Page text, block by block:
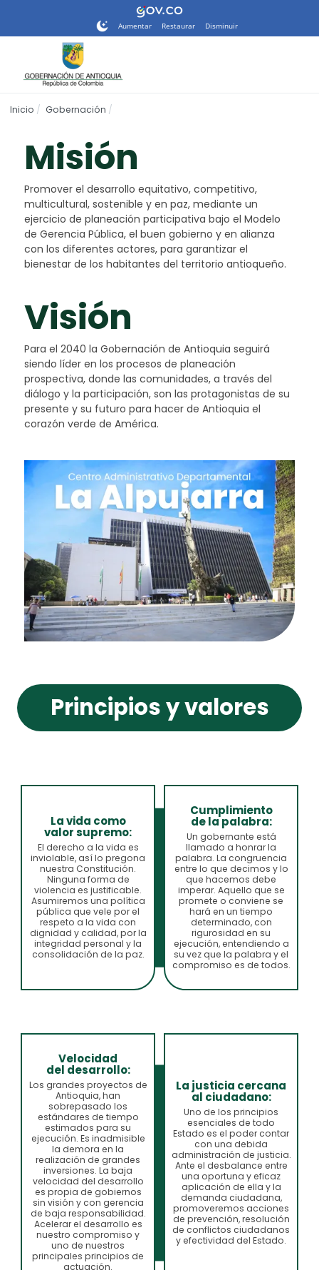
sitio
de
Aumentar Restaurar Disminuir
Inicio Gobernación
Misión
Promover el desarrollo equitativo, competitivo,
multicultural, sostenible y en paz, mediante un
ejercicio de planeación participativa bajo el Modelo
de Gerencia Pública, el buen gobierno y en alianza
con los diferentes actores, para garantizar el
bienestar de los habitantes del territorio antioqueño.
Visión
Para el 2040 la Gobernación de Antioquia seguirá
siendo líder en los procesos de planeación
prospectiva, donde las comunidades, a través del
diálogo y la participación, son las protagonistas de su
presente y su futuro para hacer de Antioquia el
corazón verde de América.
Principios y valores
La vida como
valor supremo:
El derecho a la vida es
inviolable, así lo pregona
nuestra Constitución.
Ninguna forma de
violencia es justificable.
Asumiremos una política
pública que vele por el
respeto a la vida con
dignidad y calidad, por la
integridad personal y la
consolidación de la paz.
Cumplimiento
de la palabra:
Un gobernante está
llamado a honrar la
palabra. La congruencia
entre lo que decimos y lo
que hacemos debe
imperar. Aquello que se
promete o conviene se
hará en un tiempo
determinado, con
rigurosidad en su
ejecución, entendiendo a
su vez que la palabra y el
compromiso es de todos.
Velocidad
del desarrollo:
Los grandes proyectos de
Antioquia, han
sobrepasado los
estándares de tiempo
estimados para su
ejecución. Es inadmisible
la demora en la
realización de grandes
inversiones. La baja
velocidad del desarrollo
es propia de gobiernos
sin visión y con gerencia
de baja responsabilidad.
Acelerar el desarrollo es
nuestro compromiso y
uno de nuestros
principales principios de
actuación.
La justicia cercana
al ciudadano:
Uno de los principios
esenciales de todo
Estado es el poder contar
con una debida
administración de justicia.
Ante el desbalance entre
una oportuna y eficaz
aplicación de ella y la
demanda ciudadana,
promoveremos acciones
de prevención, resolución
de conflictos ciudadanos
y efectividad del Estado.